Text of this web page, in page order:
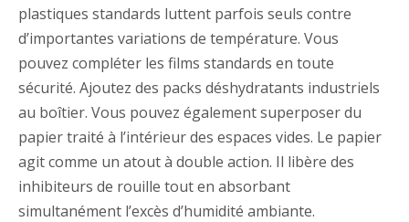
plastiques standards luttent parfois seuls contre
d’importantes variations de température. Vous
pouvez compléter les films standards en toute
sécurité. Ajoutez des packs déshydratants industriels
au boîtier. Vous pouvez également superposer du
papier traité à l’intérieur des espaces vides. Le papier
agit comme un atout à double action. Il libère des
inhibiteurs de rouille tout en absorbant
simultanément l’excès d’humidité ambiante.